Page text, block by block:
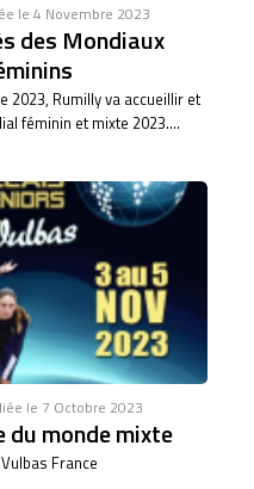
le 4 Novembre 2023
des Mondiaux
2023, Rumilly va accueillir et
féminin et mixte 2023....
le 7 Octobre 2023
du monde mixte
France